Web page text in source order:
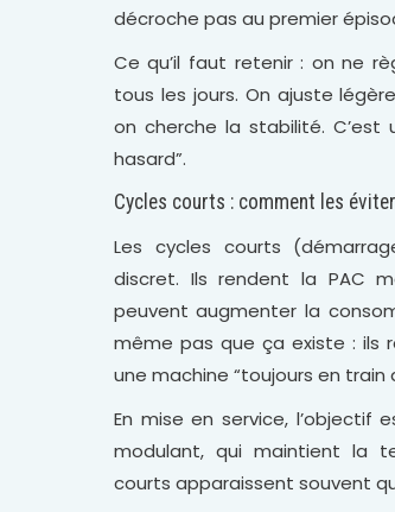
décroche pas au premier
Ce qu’il faut retenir : on ne
tous les jours. On ajuste
on cherche la stabilité. C’est
hasard”.
Cycles courts : comment les
Les cycles courts
discret. Ils rendent la PAC
peuvent augmenter la
même pas que ça existe : ils
une machine “toujours en train
En mise en service, l’objectif
modulant, qui maintient la
courts apparaissent souvent